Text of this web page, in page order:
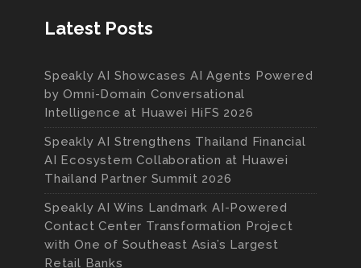
Latest Posts
Speakly AI Showcases AI Agents Powered
by Omni-Domain Conversational
Intelligence at Huawei HiFS 2026
Speakly AI Strengthens Thailand Financial
AI Ecosystem Collaboration at Huawei
Thailand Partner Summit 2026
Speakly AI Wins Landmark AI-Powered
Contact Center Transformation Project
with One of Southeast Asia’s Largest
Retail Banks